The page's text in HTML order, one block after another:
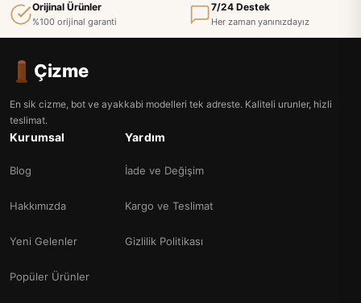
Orijinal Ürünler
%100 orijinal garanti
7/24 Destek
Her zaman yanınızdayız
Çizme
En sik cizme, bot ve ayakkabi modelleri tek adreste. Kaliteli urunler, hizli
teslimat.
Kurumsal
Blog
Hakkımızda
Yeni Gelenler
Popüler Ürünler
Yardım
İade ve Değişim
Kargo ve Teslimat
Gizlilik Politikası